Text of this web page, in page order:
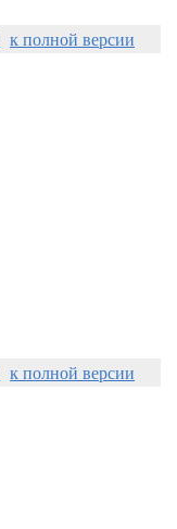
к полной версии
к полной версии